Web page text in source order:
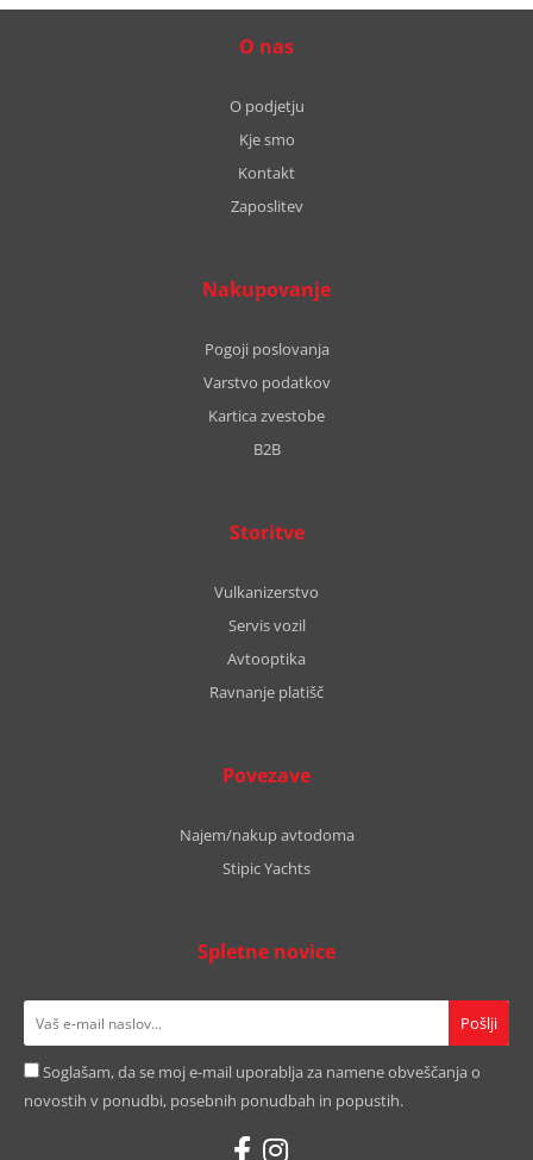
O nas
O podjetju
Kje smo
Kontakt
Zaposlitev
Nakupovanje
Pogoji poslovanja
Varstvo podatkov
Kartica zvestobe
B2B
Storitve
Vulkanizerstvo
Servis vozil
Avtooptika
Ravnanje platišč
Povezave
Najem/nakup avtodoma
Stipic Yachts
Spletne novice
Soglašam, da se moj e-mail uporablja za namene obveščanja o
novostih v ponudbi, posebnih ponudbah in popustih.